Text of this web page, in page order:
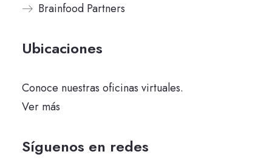
Brainfood Partners
Ubicaciones
Conoce nuestras oficinas virtuales.
Ver más
Síguenos en redes